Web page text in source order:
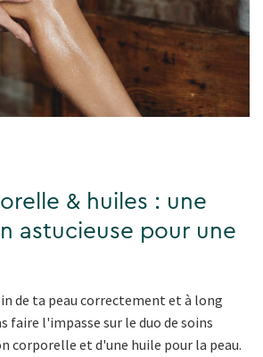
& huiles : une
astucieuse pour une
de ta peau correctement et à long
faire l'impasse sur le duo de soins
corporelle et d'une huile pour la peau.